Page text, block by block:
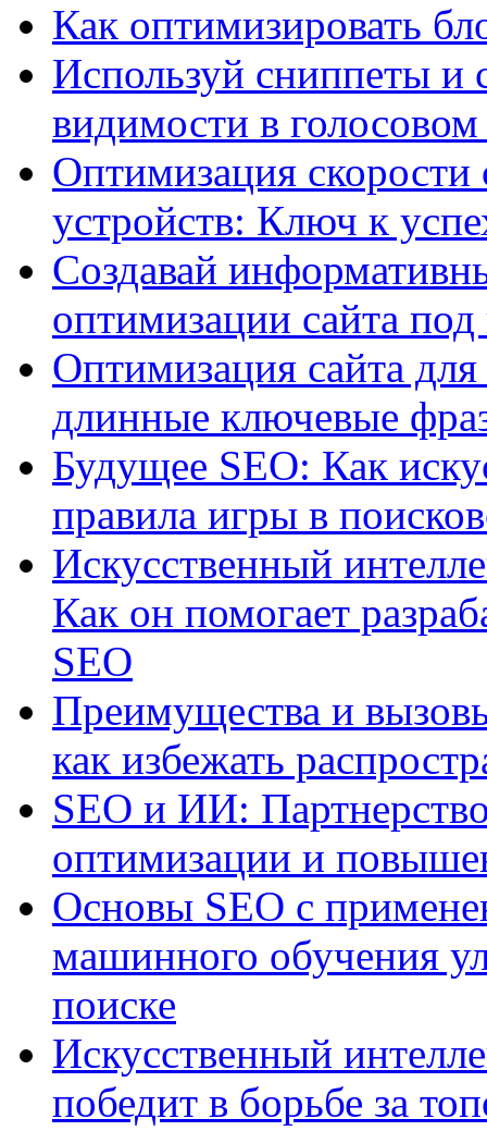
Как оптимизировать
Используй сниппеты и
видимости в
Оптимизация
устройств: Ключ к
Создавай
оптимизации сайта
Оптимизация сайта
длинные ключевые
Будущее SEO: Как
правила игры в
Искусственный
Как он помогает
SEO
Преимущества и
как избежать
SEO и ИИ:
оптимизации и
Основы SEO с
машинного обучения
поиске
Искусственный
победит в борьбе за